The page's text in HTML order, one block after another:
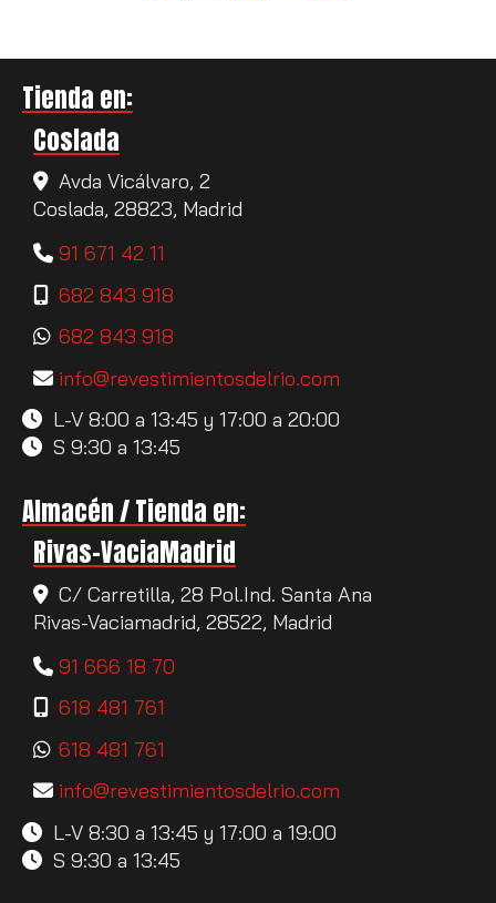
Tienda en:
Coslada
Avda Vicálvaro, 2
Coslada, 28823, Madrid
91 671 42 11
682 843 918
682 843 918
info
revestimientosdelrio.com
L-V 8:00 a 13:45 y 17:00 a 20:00
S 9:30 a 13:45
Almacén / Tienda en:
Rivas-VaciaMadrid
C/ Carretilla, 28 Pol.Ind. Santa Ana
Rivas-Vaciamadrid, 28522, Madrid
91 666 18 70
618 481 761
618 481 761
info
revestimientosdelrio.com
L-V 8:30 a 13:45 y 17:00 a 19:00
S 9:30 a 13:45